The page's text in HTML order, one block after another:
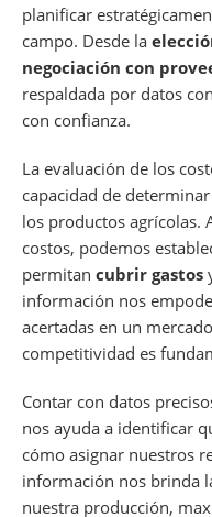
planificar
campo. Desde la
negociación con
respaldada por datos
con confianza.
La evaluación de los
capacidad de
los productos agrícolas.
costos, podemos
permitan cubrir gastos
información nos
acertadas en un
competitividad es
Contar con datos
nos ayuda a identificar
cómo asignar nuestros
información nos brinda
nuestra producción,